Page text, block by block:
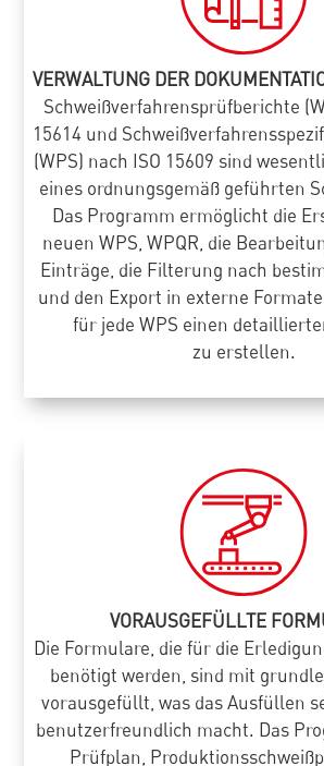
VERWALTUNG DER
Schweißverfahrensprüfberichte
15614 und
(WPS) nach ISO 15609 sind
eines ordnungsgemäß geführten
Das Programm ermöglicht die
neuen WPS, WPQR, die
Einträge, die Filterung nach
und den Export in externe
für jede WPS einen
zu erstellen.
VORAUSGEFÜLLTE
Die Formulare, die für die
benötigt werden, sind mit
vorausgefüllt, was das Ausfüllen
benutzerfreundlich macht. Das
Prüfplan,